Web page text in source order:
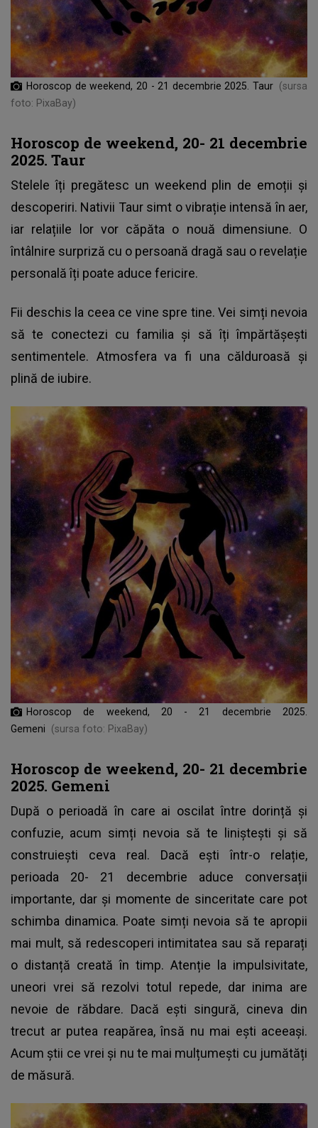
Horoscop de weekend, 20 - 21 decembrie 2025. Taur (sursa
foto: PixaBay)
Horoscop de weekend, 20- 21 decembrie
2025. Taur
Stelele îți pregătesc un weekend plin de emoții și
descoperiri. Nativii Taur simt o vibrație intensă în aer,
iar relațiile lor vor căpăta o nouă dimensiune. O
întâlnire surpriză cu o persoană dragă sau o revelație
personală îți poate aduce fericire.
Fii deschis la ceea ce vine spre tine. Vei simți nevoia
să te conectezi cu familia și să îți împărtășești
sentimentele. Atmosfera va fi una călduroasă și
plină de iubire.
Horoscop de weekend, 20 - 21 decembrie 2025.
Gemeni
(sursa foto: PixaBay)
Horoscop de weekend, 20- 21 decembrie
2025. Gemeni
După o perioadă în care ai oscilat între dorință și
confuzie, acum simți nevoia să te liniștești și să
construiești ceva real. Dacă ești într-o relație,
perioada 20- 21 decembrie aduce conversații
importante, dar și momente de sinceritate care pot
schimba dinamica. Poate simți nevoia să te apropii
mai mult, să redescoperi intimitatea sau să reparați
o distanță creată în timp. Atenție la impulsivitate,
uneori vrei să rezolvi totul repede, dar inima are
nevoie de răbdare. Dacă ești singură, cineva din
trecut ar putea reapărea, însă nu mai ești aceeași.
Acum știi ce vrei și nu te mai mulțumești cu jumătăți
de măsură.